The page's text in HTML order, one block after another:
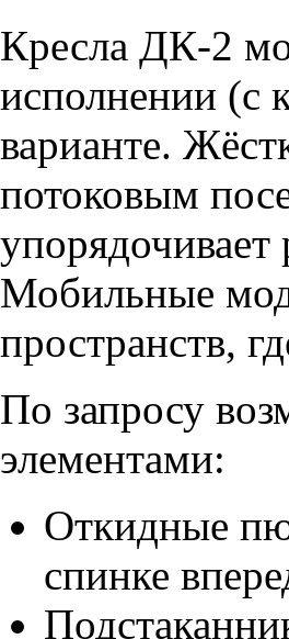
Кресла ДК-2
исполнении (с
варианте.
потоковым
упорядочивает
Мобильные
пространств,
По запросу
элементами:
Откидные
спинке